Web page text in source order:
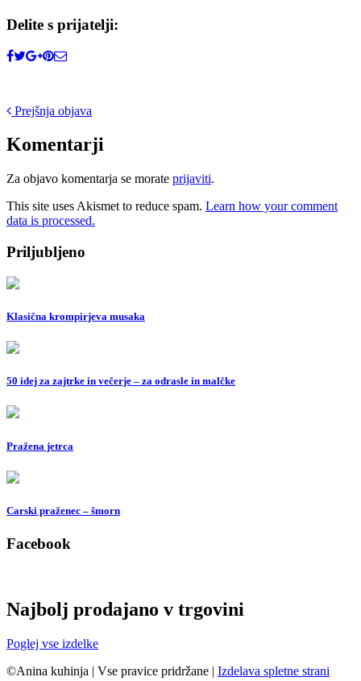
Delite s prijatelji:
Post
navigation
Prejšnja objava
Komentarji
Za objavo komentarja se morate prijaviti.
This site uses Akismet to reduce spam. Learn how your comment
data is processed.
Priljubljeno
Klasična krompirjeva musaka
50 idej za zajtrke in večerje – za odrasle in malčke
Pražena jetrca
Carski praženec – šmorn
Facebook
Najbolj prodajano v trgovini
Poglej vse izdelke
©Anina kuhinja | Vse pravice pridržane | Izdelava spletne strani